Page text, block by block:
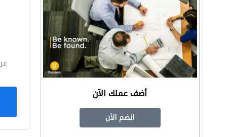
أضف عملك الآن
انضم الآن